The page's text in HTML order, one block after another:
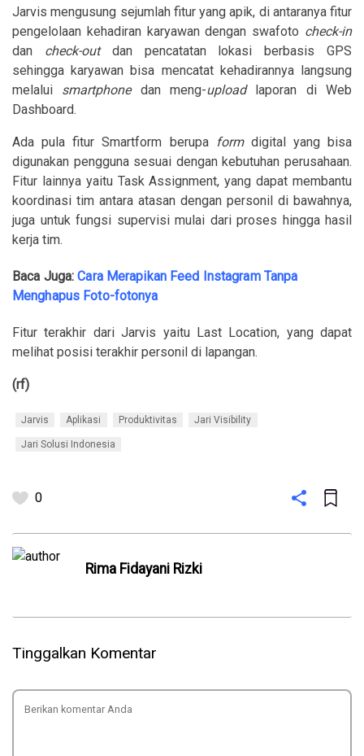
Jarvis mengusung sejumlah fitur yang apik, di antaranya fitur
pengelolaan kehadiran karyawan dengan swafoto check-in
dan check-outdan pencatatan lokasi berbasis GPS
sehingga karyawan bisa mencatat kehadirannya langsung
melalui smartphonedan meng-upload laporan di Web
Dashboard.
Ada pula fitur Smartform berupa form digital yang bisa
digunakan pengguna sesuai dengan kebutuhan perusahaan.
Fitur lainnya yaitu Task Assignment, yang dapat membantu
koordinasi tim antara atasan dengan personil di bawahnya,
juga untuk fungsi supervisi mulai dari proses hingga hasil
kerja tim.
Baca Juga:Cara Merapikan Feed Instagram Tanpa
Menghapus Foto-fotonya
Fitur terakhir dari Jarvis yaitu Last Location, yang dapat
melihat posisi terakhir personil di lapangan.
(rf)
Jarvis Aplikasi Produktivitas Jari Visibility
Jari Solusi Indonesia
0
Rima Fidayani Rizki
Tinggalkan Komentar